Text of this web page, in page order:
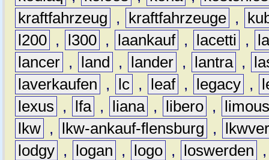
kraftfahrzeug
, kraftfahrzeuge ,
l200 , l300 , laankauf , lacetti ,
lancer , land , lander , lantra ,
laverkaufen
, lc , leaf , legacy ,
lexus
, lfa , liana , libero ,
lkw , lkw-ankauf-flensburg ,
lodgy , logan , logo , loswerden